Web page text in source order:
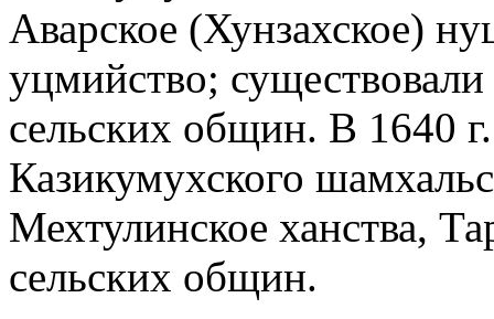
Аварское (Хунзахское)
уцмийство;
сельских общин. В 1640 г.
Казикумухского
Мехтулинское ханства,
сельских общин.